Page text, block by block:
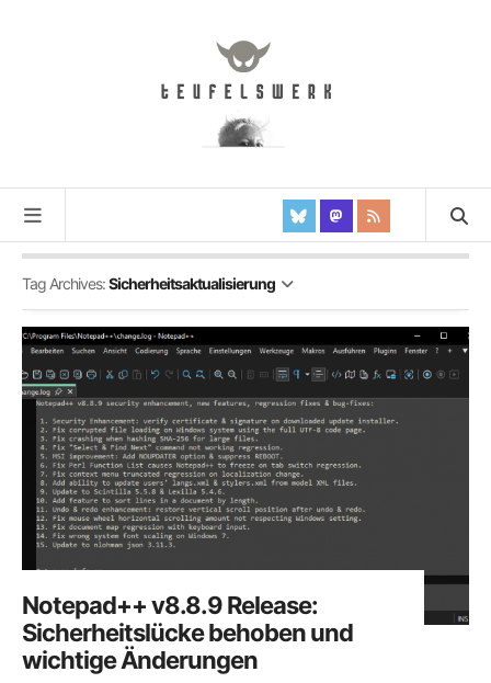
Tag Archives:Sicherheitsaktualisierung
Notepad++ v8.8.9 Release:
Sicherheitslücke behoben und
wichtige Änderungen